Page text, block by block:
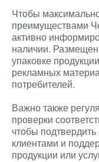
Чтобы
преимуществами
активно
наличии.
упаковке
рекламных
потребителей.
Важно также
проверки
чтобы
клиентами и
продукции или